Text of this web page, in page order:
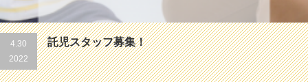
4.30
2022
託児スタッフ募集！